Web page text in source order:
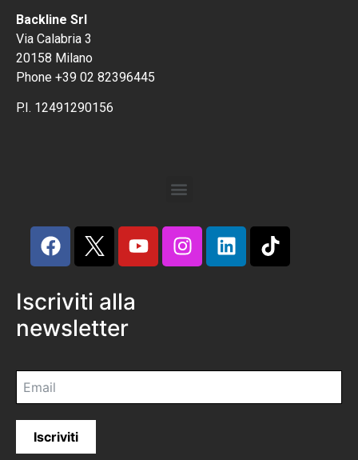
Backline Srl
Via Calabria 3
20158 Milano
Phone +39 02 82396445
P.I. 12491290156
Iscriviti alla
newsletter
Iscriviti